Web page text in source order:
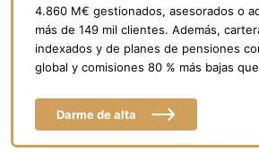
4.860 M€ gestionados, asesorados o
más de 149 mil clientes. Además,
indexados y de planes de pensiones
global y comisiones 80 % más bajas
Darme de alta